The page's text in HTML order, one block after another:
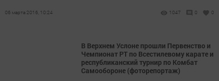
06 марта 2016, 10:24 1047 0 0
В Верхнем Услоне прошли Первенство и
Чемпионат РТ по Всестилевому карате и
республиканский турнир по Комбат
Самообороне (фоторепортаж)